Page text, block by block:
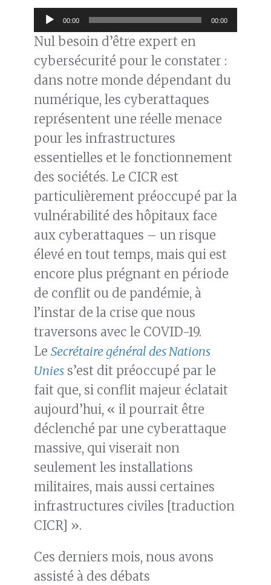
Lecteur
audio
00:00 00:00
Nul besoin d’être expert en
cybersécurité pour le constater :
dans notre monde dépendant du
numérique, les cyberattaques
représentent une réelle menace
pour les infrastructures
essentielles et le fonctionnement
des sociétés. Le CICR est
particulièrement préoccupé par la
vulnérabilité des hôpitaux face
aux cyberattaques – un risque
élevé en tout temps, mais qui est
encore plus prégnant en période
de conflit ou de pandémie, à
l’instar de la crise que nous
traversons avec le COVID-19.
Le Secrétaire général des Nations
Unies s’est dit préoccupé par le
fait que, si conflit majeur éclatait
aujourd’hui, « il pourrait être
déclenché par une cyberattaque
massive, qui viserait non
seulement les installations
militaires, mais aussi certaines
infrastructures civiles [traduction
CICR] ».
Ces derniers mois, nous avons
assisté à des débats